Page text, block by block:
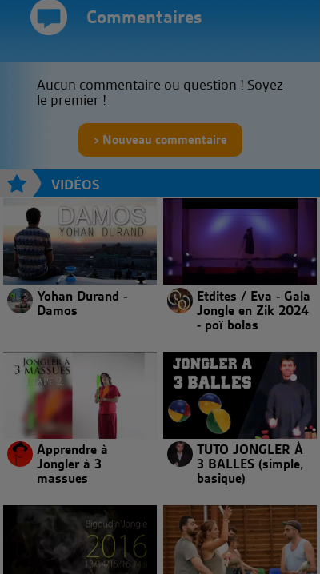
Commentaires
Aucun commentaire ou question ! Soyez
le premier !
Nouveau commentaire
VIDÉOS
Yohan Durand -
Damos
Etdites / Eva - Gala
Jongle en Zik 2024
- poï bolas
Apprendre à
Jongler à 3
massues
TUTO JONGLER À
3 BALLES (simple,
basique)